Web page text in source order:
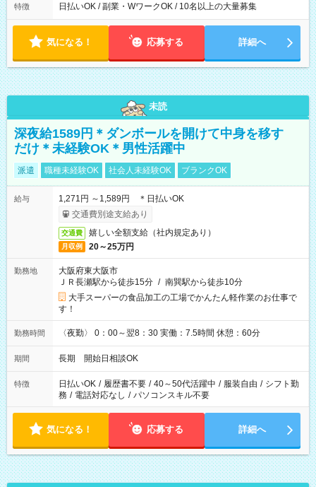
特徴 日払いOK / 副業・WワークOK / 10名以上の大量募集
気になる！ 応募する 詳細へ
未読
深夜給1589円＊ダンボールを開けて中身を移す
だけ＊未経験OK＊男性活躍中
派遣 職種未経験OK 社会人未経験OK ブランクOK
給与
1,271円 ～1,589円 ＊日払いOK
交通費別途支給あり
交通費 嬉しい全額支給（社内規定あり）
月収例 20～25万円
勤務地
大阪府東大阪市
ＪＲ長瀬駅から徒歩15分 / 南巽駅から徒歩10分
大手スーパーの食品加工の工場でかんたん軽作業のお仕事で
す！
勤務時間 〈夜勤〉 0：00～翌8：30 実働：7.5時間 休憩：60分
期間 長期 開始日相談OK
特徴 日払いOK / 履歴書不要 / 40～50代活躍中 / 服装自由 / シフト勤
務 / 電話対応なし / パソコンスキル不要
気になる！ 応募する 詳細へ